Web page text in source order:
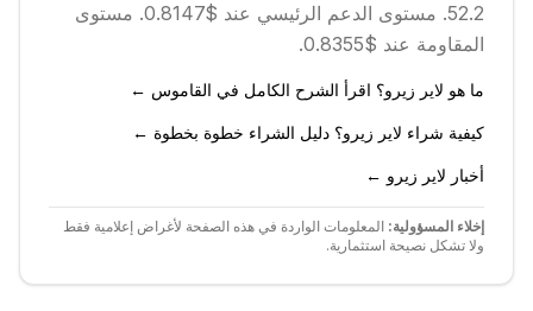
52.2. مستوى الدعم الرئيسي عند $0.8147.
مستوى
المقاومة عند $0.8355.
ما هو لاير زيرو؟ اقرأ الشرح الكامل في القاموس ←
كيفية شراء لاير زيرو؟ دليل الشراء خطوة بخطوة ←
أخبار لاير زيرو ←
إخلاء المسؤولية: المعلومات الواردة في هذه الصفحة لأغراض إعلامية فقط
ولا تشكل نصيحة استثمارية.